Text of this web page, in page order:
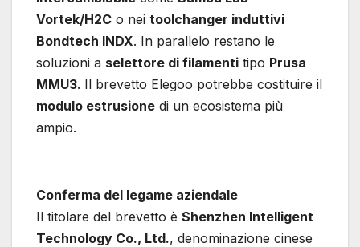
Vortek/H2C o nei toolchanger induttivi
Bondtech INDX. In parallelo restano le
soluzioni a selettore di filamenti tipo Prusa
MMU3. Il brevetto Elegoo potrebbe costituire il
modulo estrusione di un ecosistema più
ampio.
Conferma del legame aziendale
Il titolare del brevetto è Shenzhen Intelligent
Technology Co., Ltd., denominazione cinese